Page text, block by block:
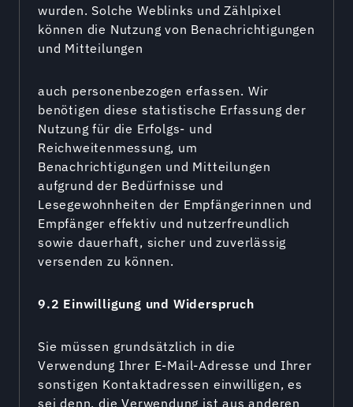
wurden. Solche Weblinks und Zählpixel
können die Nutzung von Benachrichtigungen
und Mitteilungen
auch personenbezogen erfassen. Wir
benötigen diese statistische Erfassung der
Nutzung für die Erfolgs- und
Reichweitenmessung, um
Benachrichtigungen und Mitteilungen
aufgrund der Bedürfnisse und
Lesegewohnheiten der Empfängerinnen und
Empfänger effektiv und nutzerfreundlich
sowie dauerhaft, sicher und zuverlässig
versenden zu können.
9.2 Einwilligung und Widerspruch
Sie müssen grundsätzlich in die
Verwendung Ihrer E-Mail-Adresse und Ihrer
sonstigen Kontaktadressen einwilligen, es
sei denn, die Verwendung ist aus anderen